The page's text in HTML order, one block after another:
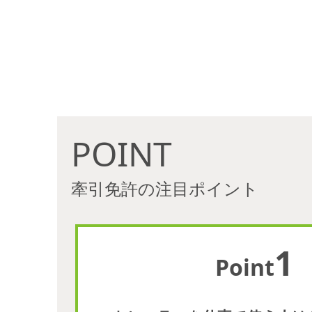
POINT
牽引免許の注目ポイント
Point1